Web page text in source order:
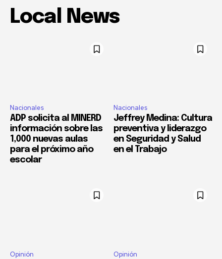
Local News
Nacionales
ADP solicita al MINERD
información sobre las
1,000 nuevas aulas
para el próximo año
escolar
Nacionales
Jeffrey Medina: Cultura
preventiva y liderazgo
en Seguridad y Salud
en el Trabajo
Opinión Opinión